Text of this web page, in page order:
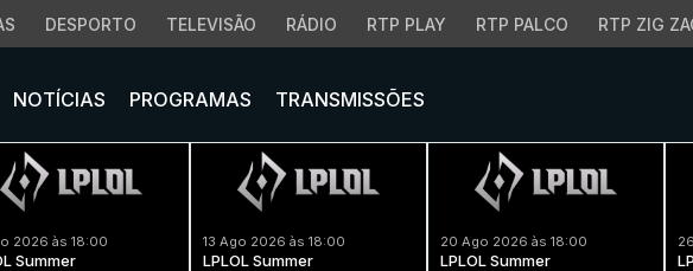
DESPORTO TELEVISÃO RÁDIO RTP PLAY RTP PALCO RTP ZIG
NOTÍCIAS PROGRAMAS TRANSMISSÕES
2026 às 18:00
Summer
13 Ago 2026 às 18:00
LPLOL Summer
20 Ago 2026 às 18:00
LPLOL Summer